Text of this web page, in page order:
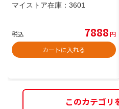
マイストア在庫： 3601
税込 7888円
カートに入れる
このカテゴリ